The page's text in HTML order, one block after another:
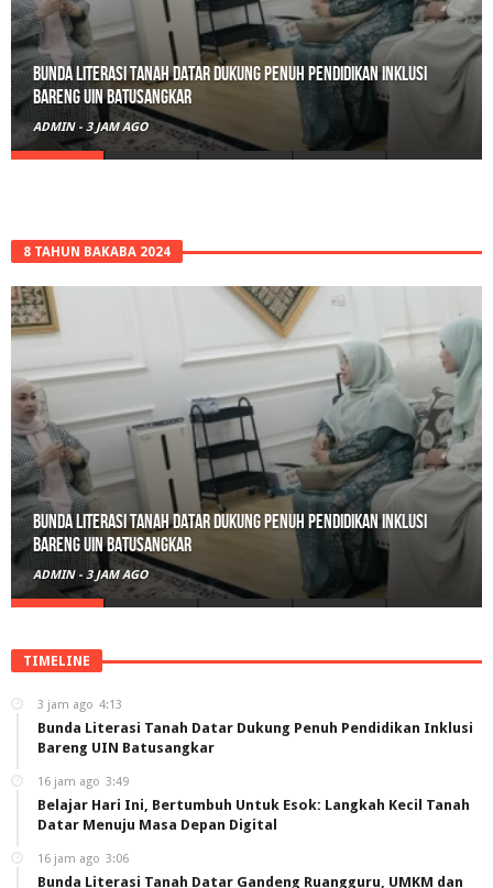
Belajar Hari Ini, Bertumbuh Untuk Esok: Langkah Kecil Tanah
Datar Menuju Masa Depan Digital
ADMIN - 16 JAM AGO
8 TAHUN BAKABA 2024
Belajar Hari Ini, Bertumbuh Untuk Esok: Langkah Kecil Tanah
Datar Menuju Masa Depan Digital
ADMIN - 16 JAM AGO
TIMELINE
3 jam ago 4:13
Bunda Literasi Tanah Datar Dukung Penuh Pendidikan Inklusi
Bareng UIN Batusangkar
16 jam ago 3:49
Belajar Hari Ini, Bertumbuh Untuk Esok: Langkah Kecil Tanah
Datar Menuju Masa Depan Digital
16 jam ago 3:06
Bunda Literasi Tanah Datar Gandeng Ruangguru, UMKM dan